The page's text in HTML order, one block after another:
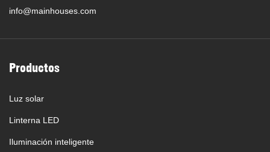
info@mainhouses.com
Productos
Luz solar
Linterna LED
Iluminación inteligente